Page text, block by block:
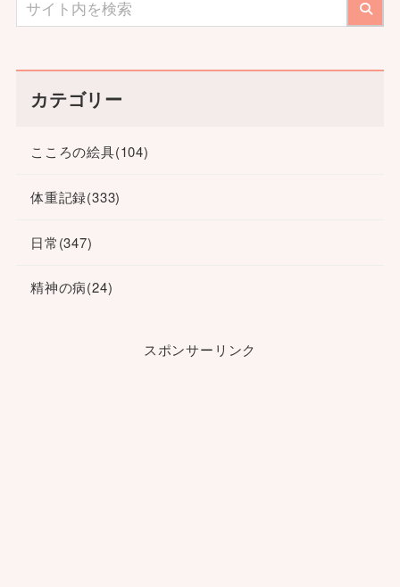
カテゴリー
こころの絵具(104)
体重記録(333)
日常(347)
精神の病(24)
スポンサーリンク